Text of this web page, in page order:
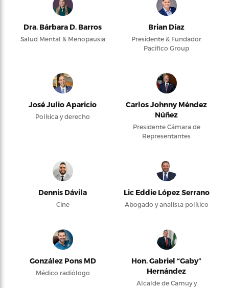
Dra. Bárbara D. Barros
Salud Mental & Menopausia
Brian Díaz
Presidente & Fundador
Pacifico Group
José Julio Aparicio
Política y derecho
Carlos Johnny Méndez
Núñez
Presidente Cámara de
Representantes
Dennis Dávila
Cine
Lic Eddie López Serrano
Abogado y analista político
González Pons MD
Médico radiólogo
Hon. Gabriel “Gaby”
Hernández
Alcalde de Camuy y